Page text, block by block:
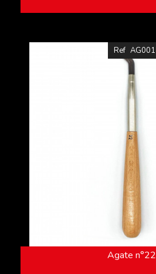
Ref AG001
Agate n°22